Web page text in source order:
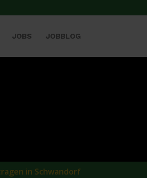
JOBS JOBBLOG
in Schwandorf